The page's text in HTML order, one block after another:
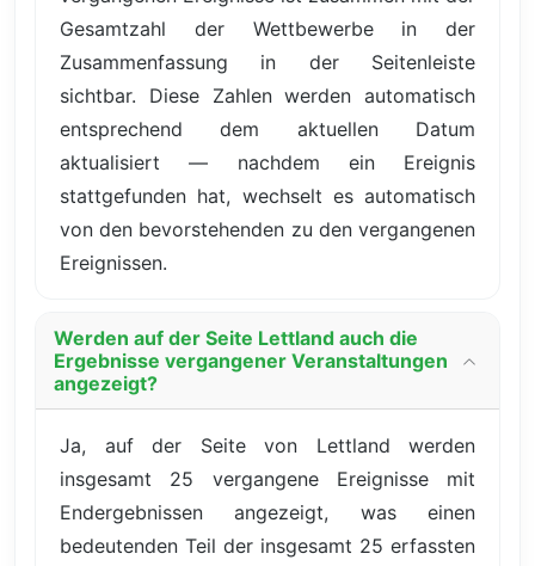
Gesamtzahl der Wettbewerbe in der
Zusammenfassung in der Seitenleiste
sichtbar. Diese Zahlen werden automatisch
entsprechend dem aktuellen Datum
aktualisiert — nachdem ein Ereignis
stattgefunden hat, wechselt es automatisch
von den bevorstehenden zu den vergangenen
Ereignissen.
Werden auf der Seite Lettland auch die
Ergebnisse vergangener Veranstaltungen
angezeigt?
Ja, auf der Seite von Lettland werden
insgesamt 25 vergangene Ereignisse mit
Endergebnissen angezeigt, was einen
bedeutenden Teil der insgesamt 25 erfassten